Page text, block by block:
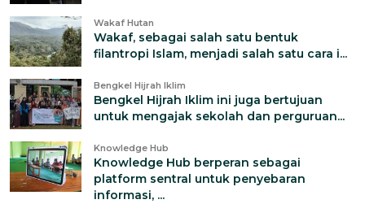
Wakaf Hutan
Wakaf, sebagai salah satu bentuk
filantropi Islam, menjadi salah satu cara i...
Bengkel Hijrah Iklim
Bengkel Hijrah Iklim ini juga bertujuan
untuk mengajak sekolah dan perguruan...
Knowledge Hub
Knowledge Hub berperan sebagai
platform sentral untuk penyebaran
informasi, ...